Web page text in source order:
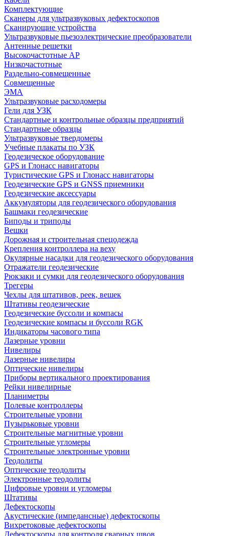
Комплектующие
Сканеры для ультразвуковых дефектоскопов
Сканирующие устройства
Ультразвуковые пьезоэлектрические преобразователи
Антенные решетки
Высокочастотные АР
Низкочастотные
Раздельно-совмещенные
Совмещенные
ЭМА
Ультразвуковые расходомеры
Гели для УЗК
Стандартные и контрольные образцы предприятий
Стандартные образцы
Ультразвуковые твердомеры
Учебные плакаты по УЗК
Геодезическое оборудование
GPS и Глонасс навигаторы
Туристические GPS и Глонасс навигаторы
Геодезические GPS и GNSS приемники
Геодезические аксессуары
Аккумуляторы для геодезического оборудования
Башмаки геодезические
Биподы и триподы
Вешки
Дорожная и строительная спецодежда
Крепления контроллера на веху
Окулярные насадки для геодезического оборудования
Отражатели геодезические
Рюкзаки и сумки для геодезического оборудования
Трегеры
Чехлы для штативов, реек, вешек
Штативы геодезические
Геодезические буссоли и компасы
Геодезические компасы и буссоли RGK
Индикаторы часового типа
Лазерные уровни
Нивелиры
Лазерные нивелиры
Оптические нивелиры
Приборы вертикального проектирования
Рейки нивелирные
Планиметры
Полевые контроллеры
Строительные уровни
Пузырьковые уровни
Строительные магнитные уровни
Строительные угломеры
Строительные электронные уровни
Теодолиты
Оптические теодолиты
Электронные теодолиты
Цифровые уровни и угломеры
Штативы
Дефектоскопы
Акустические (импедансные) дефектоскопы
Вихретоковые дефектоскопы
Дефектоскопы для контроля сварных швов